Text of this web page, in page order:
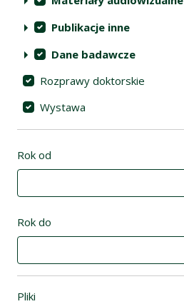
Publikacje inne
Dane badawcze
Rozprawy doktorskie
Wystawa
Rok od
Rok do
Pliki